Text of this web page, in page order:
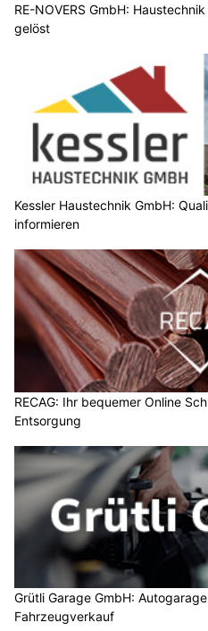
RE-NOVERS GmbH:
gelöst
Kessler Haustechnik GmbH:
informieren
RECAG: Ihr bequemer Online
Entsorgung
Grütli Garage GmbH:
Fahrzeugverkauf